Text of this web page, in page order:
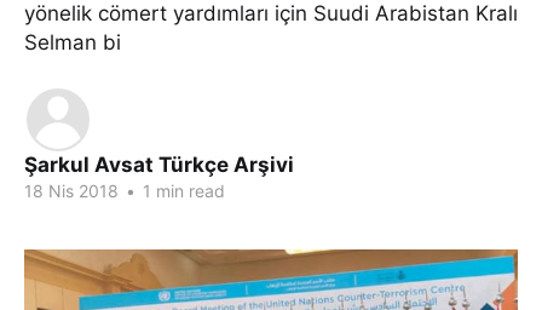
yönelik cömert yardımları için Suudi Arabistan Kralı
Selman bi
Şarkul Avsat Türkçe Arşivi
18 Nis 2018 • 1 min read